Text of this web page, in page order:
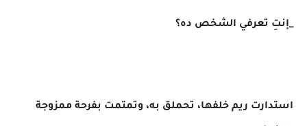
_إنتِ تعرفي الشخص ده؟
استدارت ريم خلفها، تحملق به، وتمتمت بفرحة ممزوجة